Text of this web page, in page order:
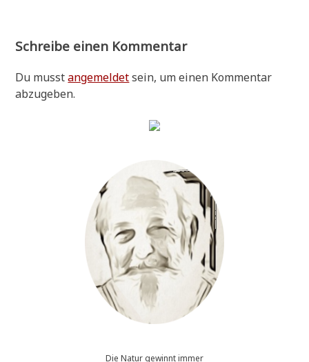
Schreibe einen Kommentar
Du musstangemeldetsein, um einen Kommentar
abzugeben.
Die Natur gewinnt immer